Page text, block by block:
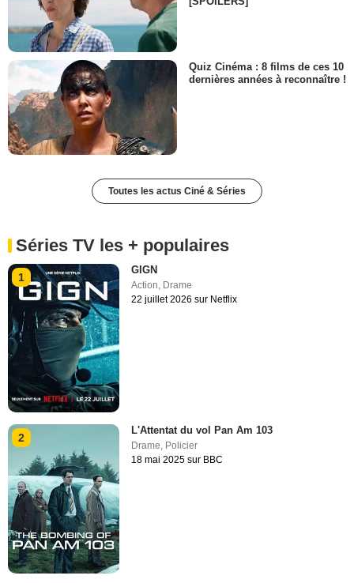
Quiz Cinéma : 8 films de ces 10
dernières années à reconnaître !
Toutes les actus Ciné & Séries
Séries TV les + populaires
1
GIGN
Action, Drame
22 juillet 2026 sur Netflix
2
L'Attentat du vol Pan Am 103
Drame, Policier
18 mai 2025 sur BBC